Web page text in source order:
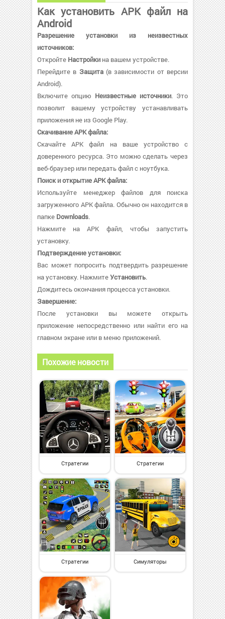
Как установить APK файл на
Android
Разрешение установки из неизвестных
источников:
Откройте Настройки на вашем устройстве.
Перейдите в Защита(в зависимости от версии
Android).
Включите опцию Неизвестные источники. Это
позволит вашему устройству устанавливать
приложения не из Google Play.
Скачивание APK файла:
Скачайте APK файл на ваше устройство с
доверенного ресурса. Это можно сделать через
веб-браузер или передать файл с ноутбука.
Поиск и открытие APK файла:
Используйте менеджер файлов для поиска
загруженного APK файла. Обычно он находится в
папке Downloads.
Нажмите на APK файл, чтобы запустить
установку.
Подтверждение установки:
Вас может попросить подтвердить разрешение
на установку. НажмитеУстановить.
Дождитесь окончания процесса установки.
Завершение:
После установки вы можете открыть
приложение непосредственно или найти его на
главном экране или в меню приложений.
Похожие новости
Стратегии Стратегии
Стратегии Симуляторы